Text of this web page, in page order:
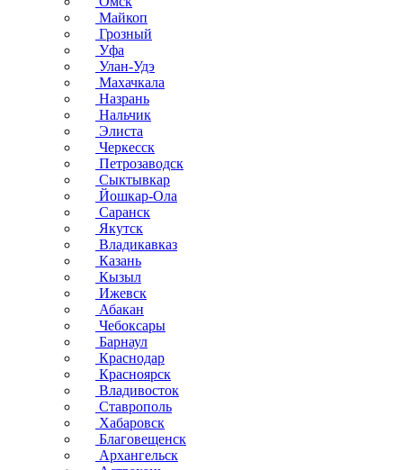
Майкоп
Грозный
Уфа
Улан-Удэ
Махачкала
Назрань
Нальчик
Элиста
Черкесск
Петрозаводск
Сыктывкар
Йошкар-Ола
Саранск
Якутск
Владикавказ
Казань
Кызыл
Ижевск
Абакан
Чебоксары
Барнаул
Краснодар
Красноярск
Владивосток
Ставрополь
Хабаровск
Благовещенск
Архангельск